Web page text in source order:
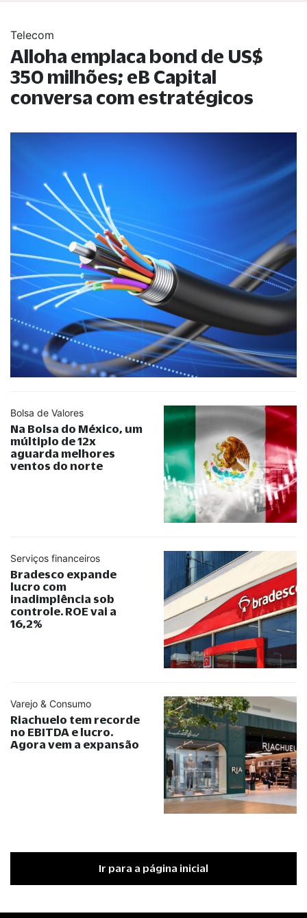
Telecom
Alloha emplaca bond de US$
350 milhões; eB Capital
conversa com estratégicos
Bolsa de Valores
Na Bolsa do México, um
múltiplo de 12x
aguarda melhores
ventos do norte
Serviços financeiros
Bradesco expande
lucro com
inadimplência sob
controle. ROE vai a
16,2%
Varejo & Consumo
Riachuelo tem recorde
no EBITDA e lucro.
Agora vem a expansão
Ir para a página inicial